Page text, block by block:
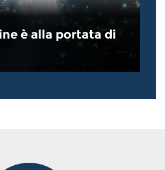
è alla portata di